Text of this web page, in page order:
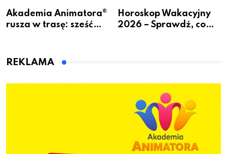
Akademia Animatora®
rusza w trasę: sześć
przed jesienią
Horoskop Wakacyjny
2026 – Sprawdź, co
REKLAMA